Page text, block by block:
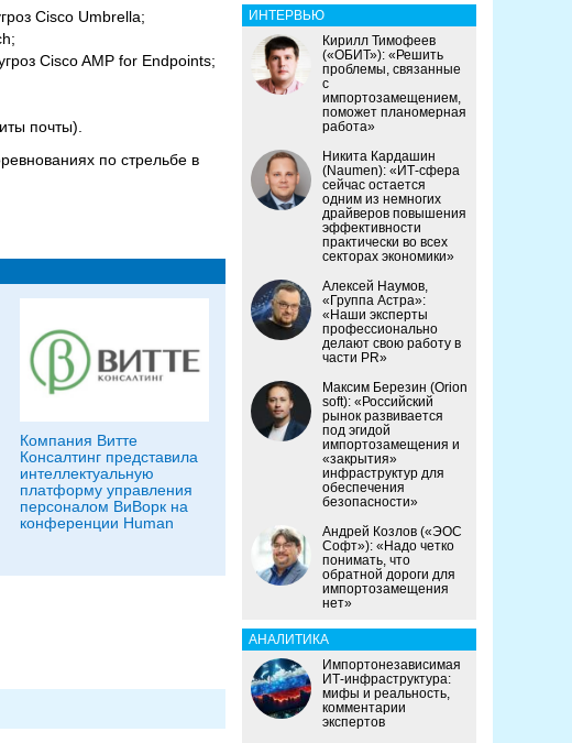
Cisco Umbrella;
Cisco AMP for Endpoints;
почты).
по стрельбе в
Компания Витте
Консалтинг представила
интеллектуальную
платформу управления
персоналом ВиВорк на
конференции Human
ИНТЕРВЬЮ
Кирилл Тимофеев
(«ОБИТ»): «Решить
проблемы, связанные
с
импортозамещением,
поможет планомерная
работа»
Никита Кардашин
(Naumen): «ИТ-сфера
сейчас остается
одним из немногих
драйверов повышения
эффективности
практически во всех
секторах экономики»
Алексей Наумов,
«Группа Астра»:
«Наши эксперты
профессионально
делают свою работу в
части PR»
Максим Березин (Orion
soft): «Российский
рынок развивается
под эгидой
импортозамещения и
«закрытия»
инфраструктур для
обеспечения
безопасности»
Андрей Козлов («ЭОС
Софт»): «Надо четко
понимать, что
обратной дороги для
импортозамещения
нет»
АНАЛИТИКА
Импортонезависимая
ИТ-инфраструктура:
мифы и реальность,
комментарии
экспертов